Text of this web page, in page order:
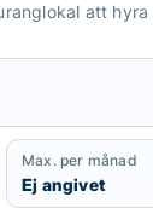
att hyra
Max. per månad
Ej angivet